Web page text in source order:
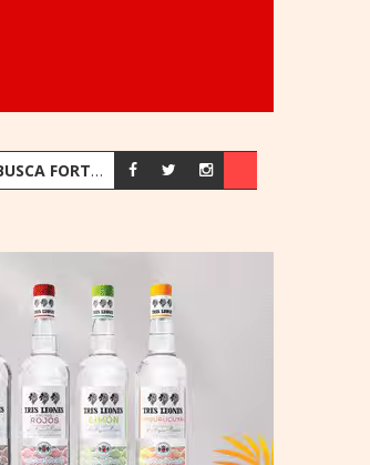
ANTE EL CRECIMIENTO DE LA DEMANDA